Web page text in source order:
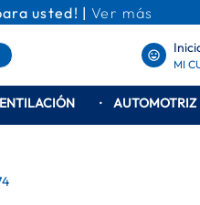
usted! | Ver más
MI
AUTOMOTRIZ